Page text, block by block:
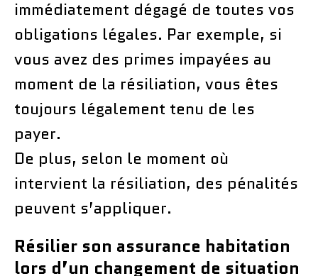
immédiatement dégagé de toutes vos
obligations légales. Par exemple, si
vous avez des primes impayées au
moment de la résiliation, vous êtes
toujours légalement tenu de les
payer.
De plus, selon le moment où
intervient la résiliation, des pénalités
peuvent s’appliquer.
Résilier son assurance habitation
lors d’un changement de situation